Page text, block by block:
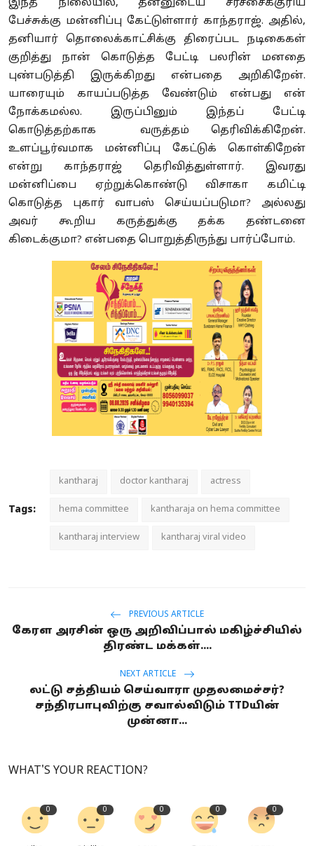
இந்த நிலையில், தன்னுடைய சர்ச்சைக்குரிய
பேச்சுக்கு மன்னிப்பு கேட்டுள்ளார் காந்தராஜ். அதில்,
தனியார் தொலைக்காட்சிக்கு திரைப்பட நடிகைகள்
குறித்து நான் கொடுத்த பேட்டி பலரின் மனதை
புண்படுத்தி இருக்கிறது என்பதை அறிகிறேன்.
யாரையும் காயப்படுத்த வேண்டும் என்பது என்
நோக்கமல்ல. இருப்பினும் இந்தப் பேட்டி
கொடுத்தற்காக வருத்தம் தெரிவிக்கிறேன்.
உளப்பூர்வமாக மன்னிப்பு கேட்டுக் கொள்கிறேன்
என்று காந்தராஜ் தெரிவித்துள்ளார். இவரது
மன்னிப்பை ஏற்றுக்கொண்டு விசாகா கமிட்டி
கொடுத்த புகார் வாபஸ் செய்யப்படுமா? அல்லது
அவர் கூறிய கருத்துக்கு தக்க தண்டனை
கிடைக்குமா? என்பதை பொறுத்திருந்து பார்ப்போம்.
Tags:
kantharaj doctor kantharaj actress
hema committee kantharaja on hema committee
kantharaj interview kantharaj viral video
PREVIOUS ARTICLE
கேரள அரசின் ஒரு அறிவிப்பால் மகிழ்ச்சியில்
திரண்ட மக்கள்....
NEXT ARTICLE
லட்டு சத்தியம் செய்வாரா முதலமைச்சர்?
சந்திரபாபுவிற்கு சவால்விடும் TTDயின்
முன்னா...
WHAT'S YOUR REACTION?
0 0 0 0 0